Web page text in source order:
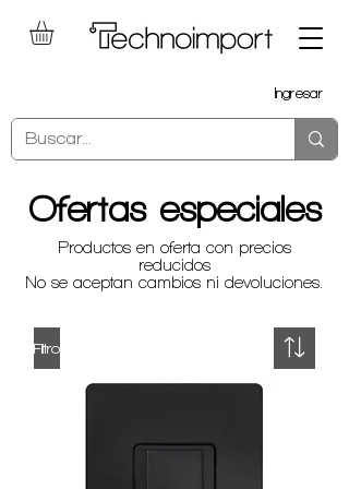
Ingresar
Ofertas especiales
Productos en oferta con precios
reducidos
No se aceptan cambios ni devoluciones.
Filtro